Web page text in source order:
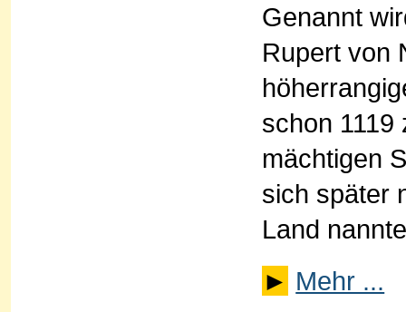
Genannt
Rupert von
schon 1119
mächtigen
sich später
Land
► Mehr ...